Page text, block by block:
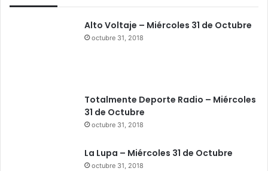
e
Alto Voltaje – Miércoles 31 de Octubre
octubre 31, 2018
Totalmente Deporte Radio – Miércoles
31 de Octubre
octubre 31, 2018
La Lupa – Miércoles 31 de Octubre
octubre 31, 2018